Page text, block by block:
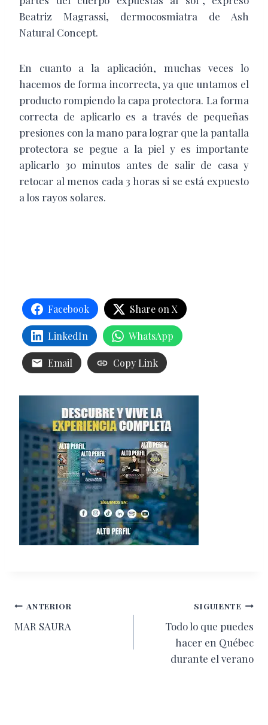
Beatriz Magrassi, dermocosmiatra de Ash
Natural Concept.
En cuanto a la aplicación, muchas veces lo
hacemos de forma incorrecta, ya que untamos el
producto rompiendo la capa protectora. La forma
correcta de aplicarlo es a través de pequeñas
presiones con la mano para lograr que la pantalla
protectora se pegue a la piel y es importante
aplicarlo 30 minutos antes de salir de casa y
retocar al menos cada 3 horas si se está expuesto
a los rayos solares.
Facebook Share on X
LinkedIn WhatsApp
Email Copy Link
Navegación
de
ANTERIOR
MAR SAURA
SIGUIENTE
Todo lo que puedes
hacer en Québec
durante el verano